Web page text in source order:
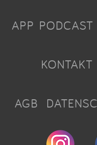
APP PODCAST
KONTAKT
AGB